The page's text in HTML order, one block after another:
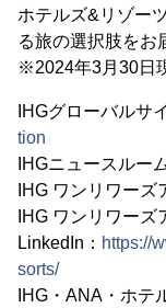
ホテルズ&リゾー
る旅の選択肢をお
※2024年3月30日
IHGグローバルサ
tion
IHGニュースルー
IHG ワンリワー
IHG ワンリワー
LinkedIn： https://
sorts/
IHG・ANA・ホテ